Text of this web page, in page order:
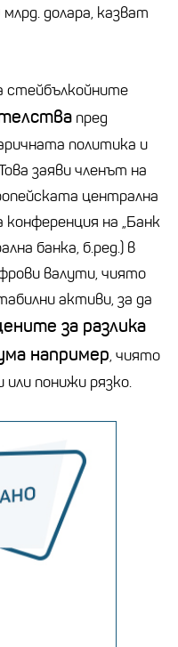
долара, казват
стейбълкойните
пред
политика и
заяви членът на
централна
на „Банк
банка, б.ред.) в
валути, чиято
активи, за да
за разлика
например, чиято
понижи рязко.